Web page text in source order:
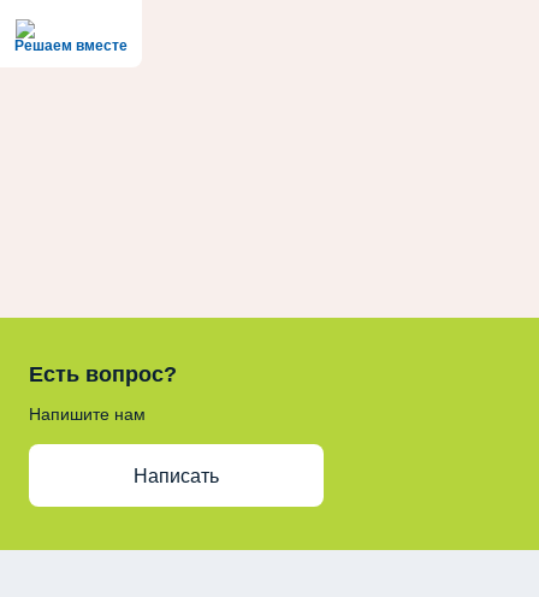
Решаем вместе
Есть вопрос?
Напишите нам
Написать